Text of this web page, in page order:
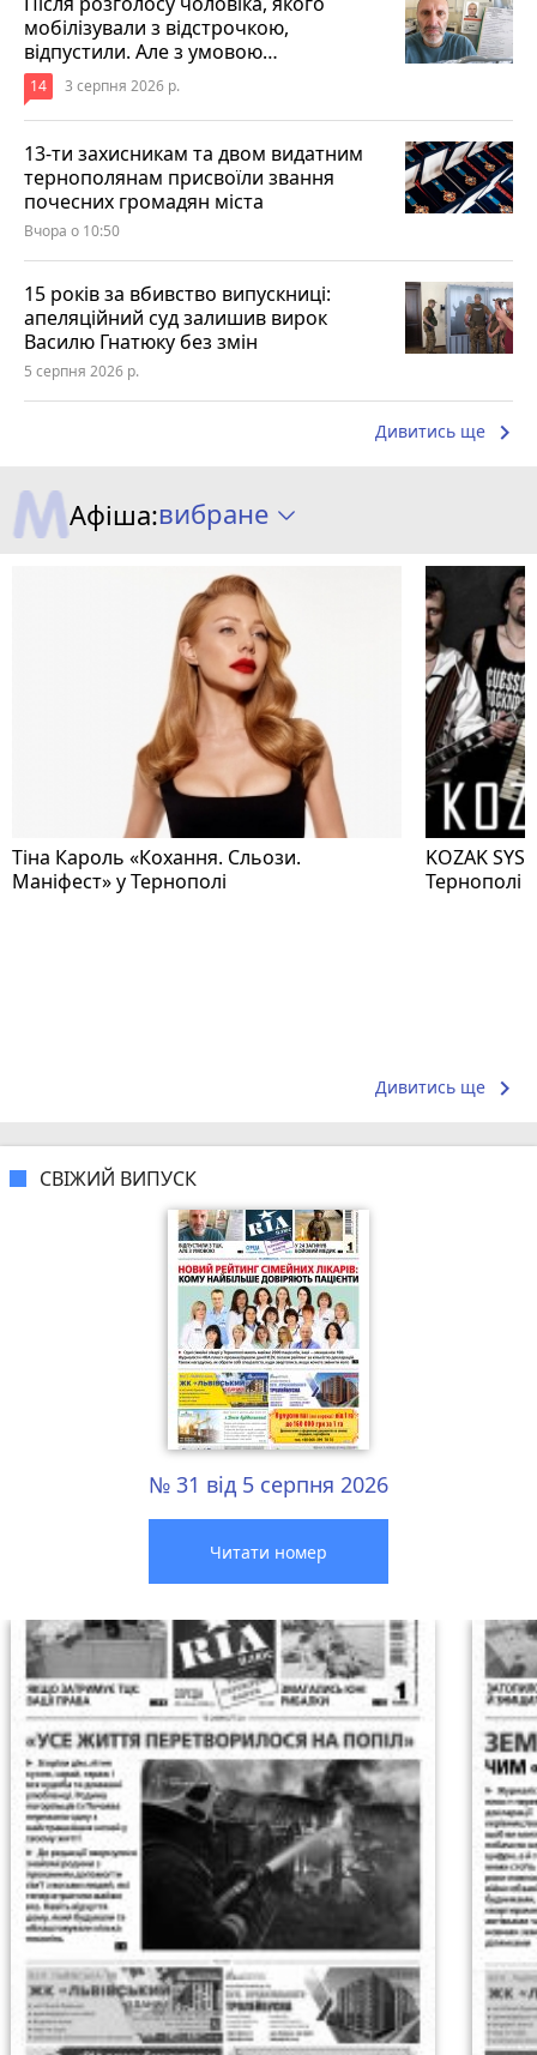
мобілізували з відстрочкою,
відпустили. Але з умовою…
14 3 серпня 2026 р.
13-ти захисникам та двом видатним
тернополянам присвоїли звання
почесних громадян міста
Вчора о 10:50
15 років за вбивство випускниці:
апеляційний суд залишив вирок
Василю Гнатюку без змін
5 серпня 2026 р.
Дивитись ще keyboard_arrow_right
Афіша:вибране
Тіна Кароль «Кохання. Сльози.
Маніфест» у Тернополі
KOZAK
Тернополі
Дивитись ще keyboard_arrow_right
СВІЖИЙ ВИПУСК
№ 31 від 5 серпня 2026
Читати номер